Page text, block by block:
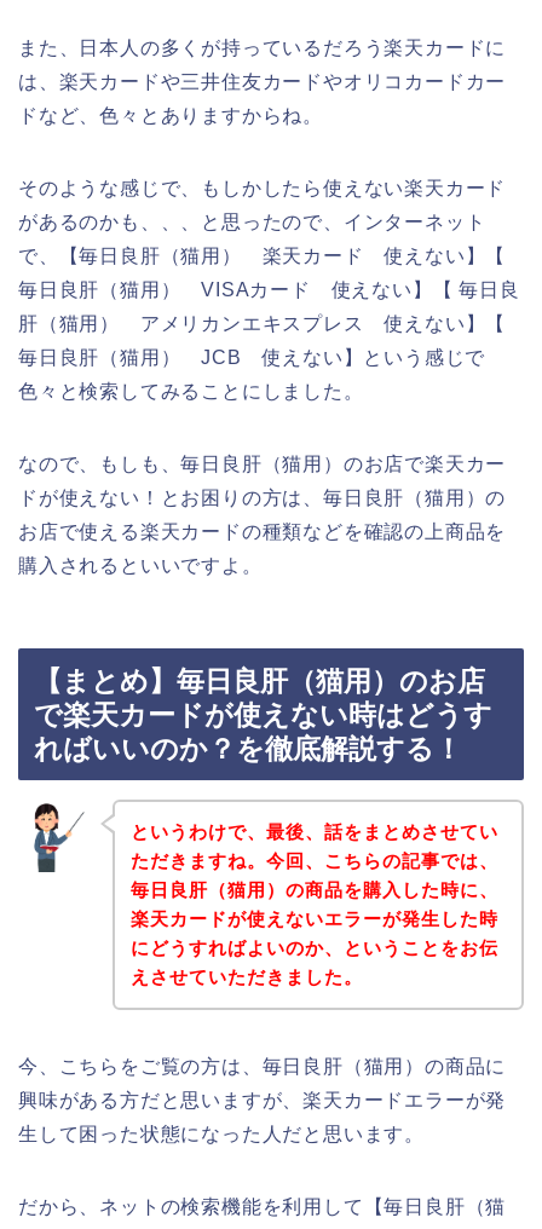
また、日本人の多くが持っているだろう楽天カードに
は、楽天カードや三井住友カードやオリコカードカー
ドなど、色々とありますからね。
そのような感じで、もしかしたら使えない楽天カード
があるのかも、、、と思ったので、インターネット
で、【毎日良肝（猫用） 楽天カード 使えない】【
毎日良肝（猫用） VISAカード 使えない】【 毎日良
肝（猫用） アメリカンエキスプレス 使えない】【
毎日良肝（猫用） JCB 使えない】という感じで
色々と検索してみることにしました。
なので、もしも、毎日良肝（猫用）のお店で楽天カー
ドが使えない！とお困りの方は、毎日良肝（猫用）の
お店で使える楽天カードの種類などを確認の上商品を
購入されるといいですよ。
【まとめ】毎日良肝（猫用）のお店
で楽天カードが使えない時はどうす
ればいいのか？を徹底解説する！
というわけで、最後、話をまとめさせてい
ただきますね。今回、こちらの記事では、
毎日良肝（猫用）の商品を購入した時に、
楽天カードが使えないエラーが発生した時
にどうすればよいのか、ということをお伝
えさせていただきました。
今、こちらをご覧の方は、毎日良肝（猫用）の商品に
興味がある方だと思いますが、楽天カードエラーが発
生して困った状態になった人だと思います。
だから、ネットの検索機能を利用して【毎日良肝（猫